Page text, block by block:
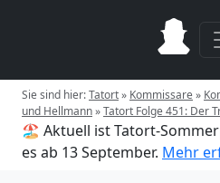
Sie sind hier:Tatort» Kommissare»
und Hellmann»Tatort Folge 451: Der
🏖️ Aktuell ist Tatort-
es ab 13 September. Mehr